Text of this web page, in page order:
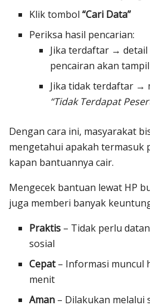
Klik tombol“Cari Data”
Periksa hasil pencarian:
Jika terdaftar →
pencairan akan tampil
Jika tidak terdaftar →
“Tidak Terdapat
Dengan cara ini, masyarakat
mengetahui apakah termasuk
kapan bantuannya cair.
Mengecek bantuan lewat HP
juga memberi banyak
Praktis – Tidak perlu
sosial
Cepat– Informasi muncul
menit
Aman – Dilakukan melalui